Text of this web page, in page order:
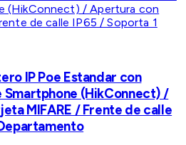
IP Poe Estandar con
Smartphone (HikConnect) /
MIFARE / Frente de calle